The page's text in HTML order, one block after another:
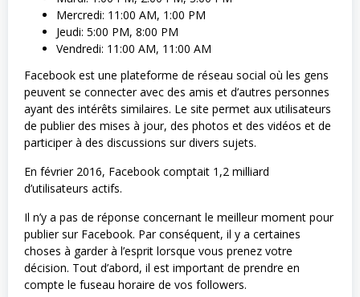
Mercredi: 11:00 AM, 1:00 PM
Jeudi: 5:00 PM, 8:00 PM
Vendredi: 11:00 AM, 11:00 AM
Facebook est une plateforme de réseau social où les gens
peuvent se connecter avec des amis et d’autres personnes
ayant des intérêts similaires. Le site permet aux utilisateurs
de publier des mises à jour, des photos et des vidéos et de
participer à des discussions sur divers sujets.
En février 2016, Facebook comptait 1,2 milliard
d’utilisateurs actifs.
Il n’y a pas de réponse concernant le meilleur moment pour
publier sur Facebook. Par conséquent, il y a certaines
choses à garder à l’esprit lorsque vous prenez votre
décision. Tout d’abord, il est important de prendre en
compte le fuseau horaire de vos followers.